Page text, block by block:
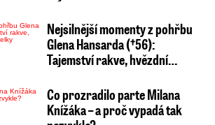
Nejsilnější momenty z pohřbu
Glena Hansarda (†56):
Tajemství rakve, hvězdní…
Co prozradilo parte Milana
Knížáka – a proč vypadá tak